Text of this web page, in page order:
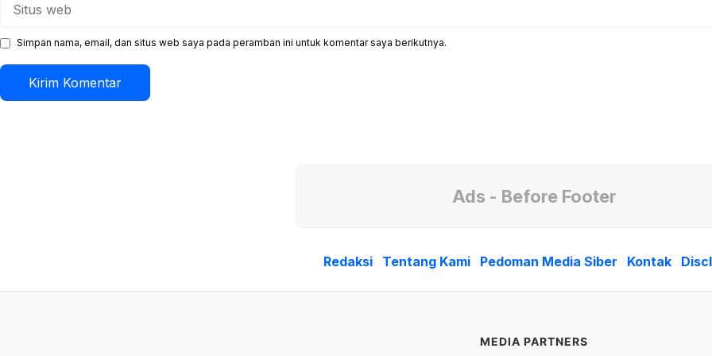
Simpan nama, email, dan situs web saya pada peramban ini untuk komentar saya berikutnya.
Ads - Before Footer
Redaksi Tentang Kami Pedoman Media Siber Kontak
MEDIA PARTNERS